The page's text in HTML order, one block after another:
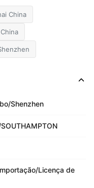
China
Shenzhen
Licença de